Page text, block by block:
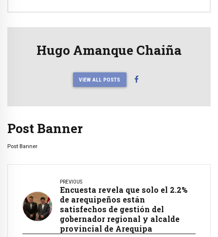
Hugo Amanque Chaiña
VIEW ALL POSTS
Post Banner
Post Banner
PREVIOUS
Encuesta revela que solo el 2.2%
de arequipeños están
satisfechos de gestión del
gobernador regional y alcalde
provincial de Arequipa